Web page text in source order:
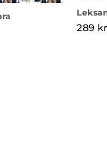
var: 249 kr.
priset är: 124,50 kr.
289